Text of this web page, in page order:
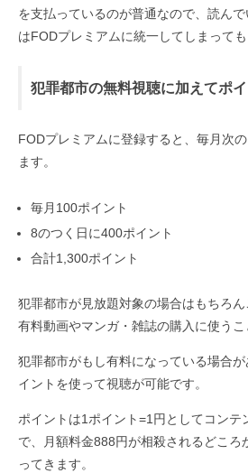
を支払っているのが普通なので、読ん
はFODプレミアムに統一してしまって
犯罪都市の無料視聴に加えてポ
FODプレミアムに登録すると、毎月次
ます。
毎月100ポイント
8のつく日に400ポイント
合計1,300ポイント
犯罪都市が見放題対象の場合はもちろ
有料動画やマンガ・雑誌の購入に使うこ
犯罪都市がもし有料になっている場合
イントを使って視聴が可能です。
ポイントは1ポイント=1円としてコンテ
で、月額料金888円が相殺されるどころ
ってきます。